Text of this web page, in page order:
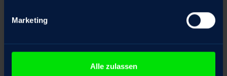
Marketing
Alle zulassen
Fangmutter